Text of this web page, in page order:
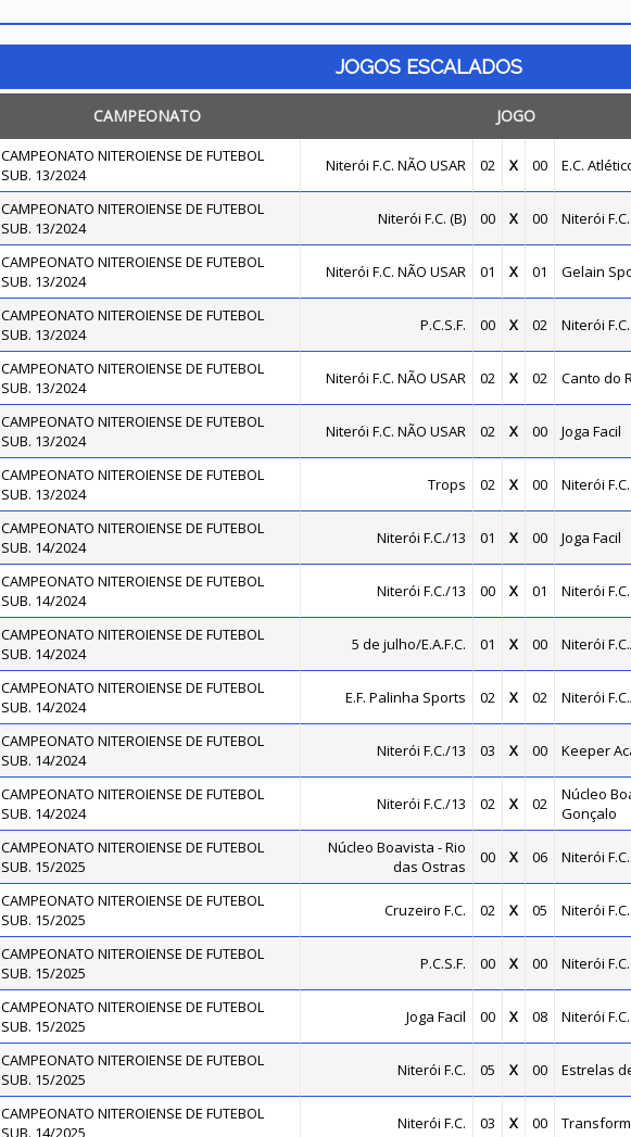
JOGOS ESCALADOS
CAMPEONATO JOGO
CAMPEONATO NITEROIENSE DE FUTEBOL
SUB. 13/2024
Niterói F.C. NÃO USAR 02 X 00 E.C.
CAMPEONATO NITEROIENSE DE FUTEBOL
SUB. 13/2024
Niterói F.C. (B) 00 X 00 Niterói
CAMPEONATO NITEROIENSE DE FUTEBOL
SUB. 13/2024
Niterói F.C. NÃO USAR 01 X 01 Gelain
CAMPEONATO NITEROIENSE DE FUTEBOL
SUB. 13/2024
P.C.S.F. 00 X 02 Niterói
CAMPEONATO NITEROIENSE DE FUTEBOL
SUB. 13/2024
Niterói F.C. NÃO USAR 02 X 02 Canto do
CAMPEONATO NITEROIENSE DE FUTEBOL
SUB. 13/2024
Niterói F.C. NÃO USAR 02 X 00 Joga Facil
CAMPEONATO NITEROIENSE DE FUTEBOL
SUB. 13/2024
Trops 02 X 00 Niterói
CAMPEONATO NITEROIENSE DE FUTEBOL
SUB. 14/2024
Niterói F.C./13 01 X 00 Joga Facil
CAMPEONATO NITEROIENSE DE FUTEBOL
SUB. 14/2024
Niterói F.C./13 00 X 01 Niterói
CAMPEONATO NITEROIENSE DE FUTEBOL
SUB. 14/2024
5 de julho/E.A.F.C. 01 X 00 Niterói
CAMPEONATO NITEROIENSE DE FUTEBOL
SUB. 14/2024
E.F. Palinha Sports 02 X 02 Niterói
CAMPEONATO NITEROIENSE DE FUTEBOL
SUB. 14/2024
Niterói F.C./13 03 X 00 Keeper
CAMPEONATO NITEROIENSE DE FUTEBOL
SUB. 14/2024
Niterói F.C./13 02 X 02
Núcleo
Gonçalo
CAMPEONATO NITEROIENSE DE FUTEBOL
SUB. 15/2025
Núcleo Boavista - Rio
das Ostras
00 X 06 Niterói F.C.
CAMPEONATO NITEROIENSE DE FUTEBOL
SUB. 15/2025
Cruzeiro F.C. 02 X 05 Niterói F.C.
CAMPEONATO NITEROIENSE DE FUTEBOL
SUB. 15/2025
P.C.S.F. 00 X 00 Niterói F.C.
CAMPEONATO NITEROIENSE DE FUTEBOL
SUB. 15/2025
Joga Facil 00 X 08 Niterói F.C.
CAMPEONATO NITEROIENSE DE FUTEBOL
SUB. 15/2025
Niterói F.C. 05 X 00 Estrelas
CAMPEONATO NITEROIENSE DE FUTEBOL
SUB. 14/2025
Niterói F.C. 03 X 00